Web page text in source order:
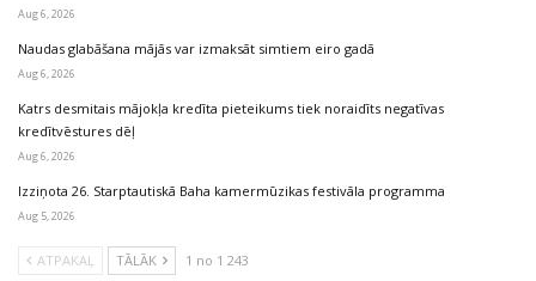
Aug 6, 2026
Naudas glabāšana mājās var izmaksāt simtiem eiro gadā
Aug 6, 2026
Katrs desmitais mājokļa kredīta pieteikums tiek noraidīts negatīvas
kredītvēstures dēļ
Aug 6, 2026
Izziņota 26. Starptautiskā Baha kamermūzikas festivāla programma
Aug 5, 2026
ATPAKAĻ TĀLĀK 1 no 1 243